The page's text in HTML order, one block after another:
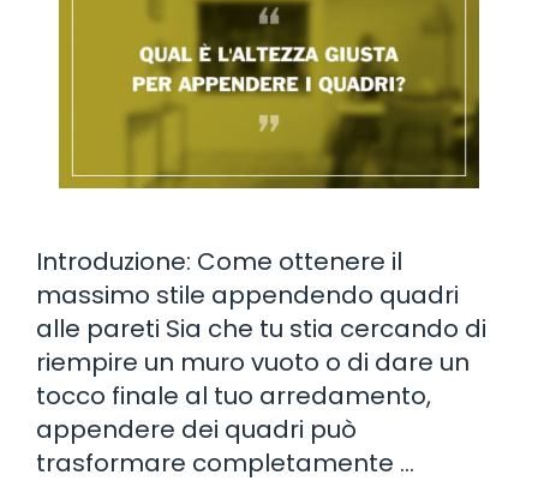
Introduzione: Come ottenere il
massimo stile appendendo quadri
alle pareti Sia che tu stia cercando di
riempire un muro vuoto o di dare un
tocco finale al tuo arredamento,
appendere dei quadri può
trasformare completamente …